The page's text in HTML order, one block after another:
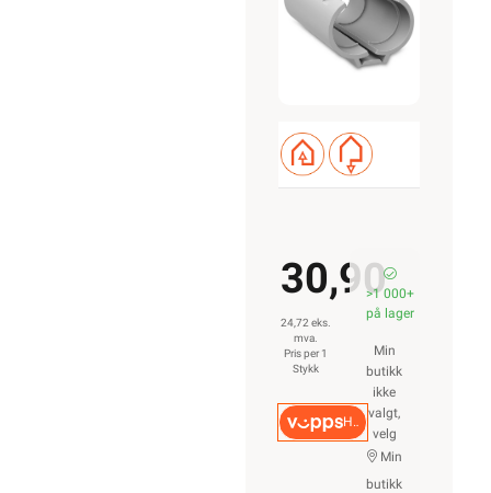
30,90
24,72 eks.
mva.
Pris per 1
Stykk
Hurtigkasse
>1 000+
på lager
Min
butikk
ikke
valgt,
velg
Min
butikk